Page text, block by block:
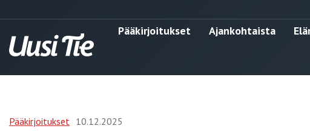
Pääkirjoitukset Ajankohtaista
Pääkirjoitukset 10.12.2025